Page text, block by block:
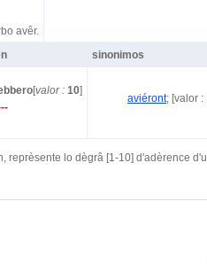
avêr.
sinonimos
[valor : 10]
aviéront; [valor :
reprèsente lo dègrâ [1-10] d'adèrence